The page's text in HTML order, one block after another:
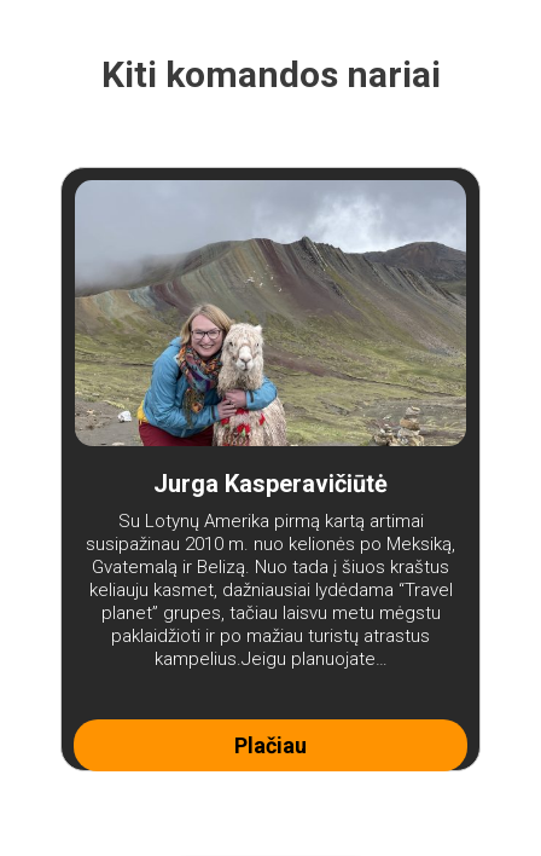
Kiti komandos nariai
Jurga Kasperavičiūtė
Su Lotynų Amerika pirmą kartą artimai
susipažinau 2010 m. nuo kelionės po Meksiką,
Gvatemalą ir Belizą. Nuo tada į šiuos kraštus
keliauju kasmet, dažniausiai lydėdama “Travel
planet” grupes, tačiau laisvu metu mėgstu
paklaidžioti ir po mažiau turistų atrastus
kampelius.Jeigu planuojate…
Plačiau